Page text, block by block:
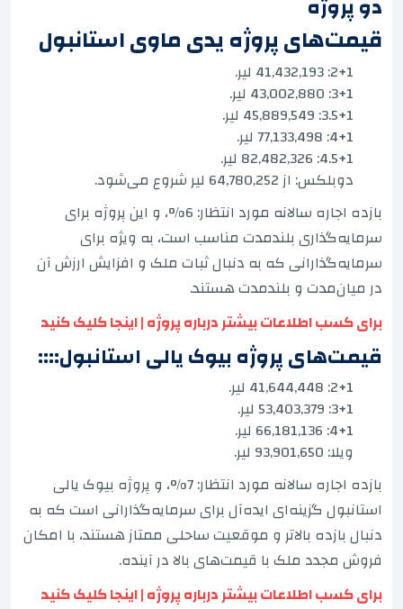
قیمت‌های پروژه یدی ماوی استانبول
2+1: 41,432,193 لیر.
3+1: 43,002,880 لیر.
3.5+1: 45,889,549 لیر.
4+1: 77,133,498 لیر.
4.5+1: 82,482,326 لیر.
دوبلکس: از 64,780,252 لیر شروع می‌شود.
بازده اجاره سالانه مورد انتظار: 6%، و این پروژه برای
سرمایه‌گذاری بلندمدت مناسب است، به ویژه برای
سرمایه‌گذارانی که به دنبال ثبات ملک و افزایش ارزش آن
در میان‌مدت و بلندمدت هستند.
برای کسب اطلاعات بیشتر درباره پروژه | اینجا کلیک کنید
قیمت‌های پروژه بیوک یالی استانبول::::
2+1: 41,644,448 لیر.
3+1: 53,403,379 لیر.
4+1: 66,181,136 لیر.
ویلا: 93,901,650 لیر.
بازده اجاره سالانه مورد انتظار: 7%، و پروژه بیوک یالی
استانبول گزینه‌ای ایده‌آل برای سرمایه‌گذارانی است که به
دنبال بازده بالاتر و موقعیت ساحلی ممتاز هستند، با امکان
فروش مجدد ملک با قیمت‌های بالا در آینده.
برای کسب اطلاعات بیشتر درباره پروژه | اینجا کلیک کنید